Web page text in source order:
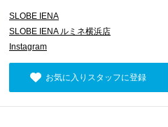
SLOBE IENA
SLOBE IENA ルミネ横浜店
Instagram
お気に入りスタッフに登録